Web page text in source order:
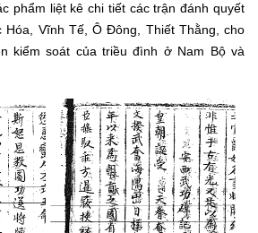
phẩm liệt kê chi tiết các trận đánh quyết
Hóa, Vĩnh Tế, Ô Đông, Thiết Thằng, cho
kiểm soát của triều đình ở Nam Bộ và